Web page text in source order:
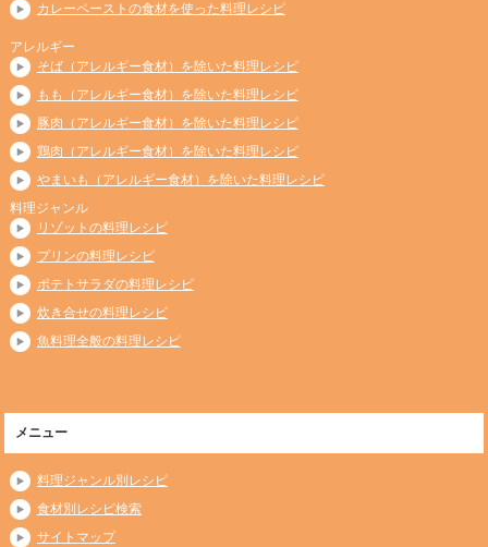
カレーペーストの食材を使った料理レシピ
アレルギー
そば（アレルギー食材）を除いた料理レシピ
もも（アレルギー食材）を除いた料理レシピ
豚肉（アレルギー食材）を除いた料理レシピ
鶏肉（アレルギー食材）を除いた料理レシピ
やまいも（アレルギー食材）を除いた料理レシピ
料理ジャンル
リゾットの料理レシピ
プリンの料理レシピ
ポテトサラダの料理レシピ
炊き合せの料理レシピ
魚料理全般の料理レシピ
メニュー
料理ジャンル別レシピ
食材別レシピ検索
サイトマップ